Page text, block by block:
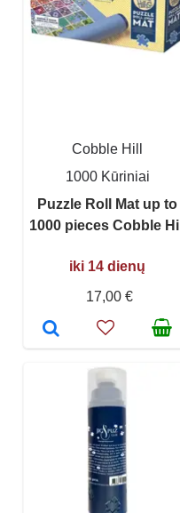
Cobble Hill
1000 Kūriniai
Puzzle Roll Mat up to
1000 pieces Cobble Hill
iki 14 dienų
17,00 €